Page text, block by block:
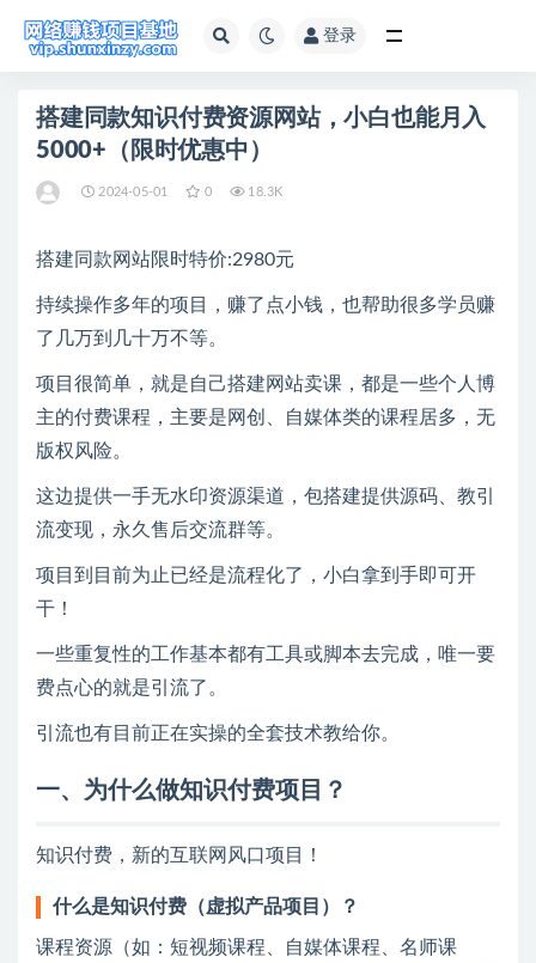
登录
搭建同款知识付费资源网站，小白也能月入
5000+（限时优惠中）
2024-05-01 0 18.3K
搭建同款网站限时特价:2980元
持续操作多年的项目，赚了点小钱，也帮助很多学员赚
了几万到几十万不等。
项目很简单，就是自己搭建网站卖课，都是一些个人博
主的付费课程，主要是网创、自媒体类的课程居多，无
版权风险。
这边提供一手无水印资源渠道，包搭建提供源码、教引
流变现，永久售后交流群等。
项目到目前为止已经是流程化了，小白拿到手即可开
干！
一些重复性的工作基本都有工具或脚本去完成，唯一要
费点心的就是引流了。
引流也有目前正在实操的全套技术教给你。
一、为什么做知识付费项目？
知识付费，新的互联网风口项目！
什么是知识付费（虚拟产品项目）？
课程资源（如：短视频课程、自媒体课程、名师课